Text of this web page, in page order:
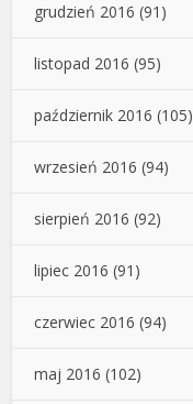
grudzień 2016 (91)
listopad 2016 (95)
październik 2016 (105)
wrzesień 2016 (94)
sierpień 2016 (92)
lipiec 2016 (91)
czerwiec 2016 (94)
maj 2016 (102)